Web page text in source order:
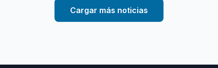
Cargar más noticias